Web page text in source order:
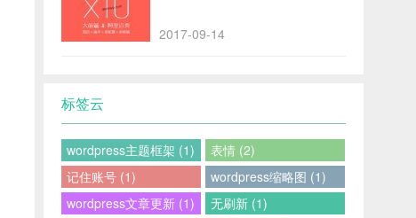
2017-09-14
标签云
wordpress主题框架 (1)
表情 (2)
记住账号 (1)
wordpress缩略图 (1)
wordpress文章更新 (1)
无刷新 (1)